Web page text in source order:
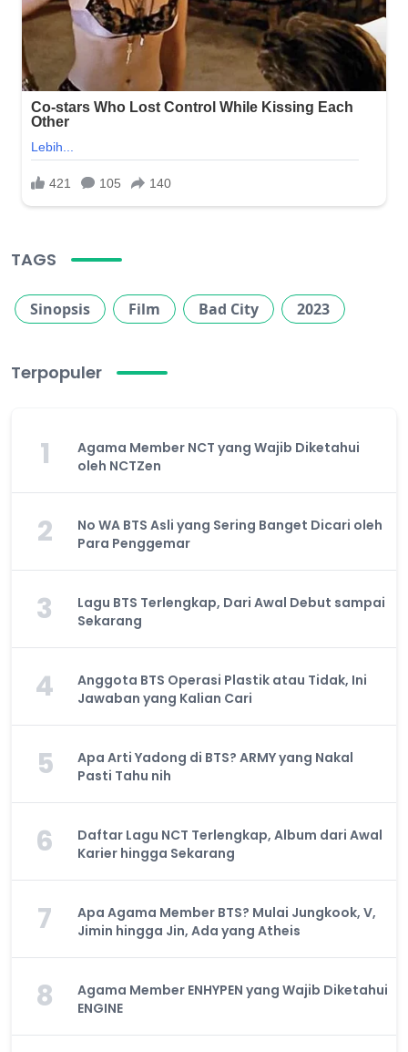
TAGS
Sinopsis Film Bad City 2023
Terpopuler
1
Agama Member NCT yang Wajib Diketahui
oleh NCTZen
2
No WA BTS Asli yang Sering Banget Dicari oleh
Para Penggemar
3
Lagu BTS Terlengkap, Dari Awal Debut sampai
Sekarang
4
Anggota BTS Operasi Plastik atau Tidak, Ini
Jawaban yang Kalian Cari
5
Apa Arti Yadong di BTS? ARMY yang Nakal
Pasti Tahu nih
6
Daftar Lagu NCT Terlengkap, Album dari Awal
Karier hingga Sekarang
7
Apa Agama Member BTS? Mulai Jungkook, V,
Jimin hingga Jin, Ada yang Atheis
8
Agama Member ENHYPEN yang Wajib Diketahui
ENGINE